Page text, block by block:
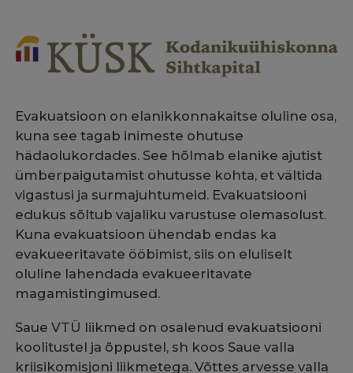
Evakuatsioon on elanikkonnakaitse oluline osa,
kuna see tagab inimeste ohutuse
hädaolukordades. See hõlmab elanike ajutist
ümberpaigutamist ohutusse kohta, et vältida
vigastusi ja surmajuhtumeid. Evakuatsiooni
edukus sõltub vajaliku varustuse olemasolust.
Kuna evakuatsioon ühendab endas ka
evakueeritavate ööbimist, siis on eluliselt
oluline lahendada evakueeritavate
magamistingimused.
Saue VTÜ liikmed on osalenud evakuatsiooni
koolitustel ja õppustel, sh koos Saue valla
kriisikomisjoni liikmetega. Võttes arvesse valla